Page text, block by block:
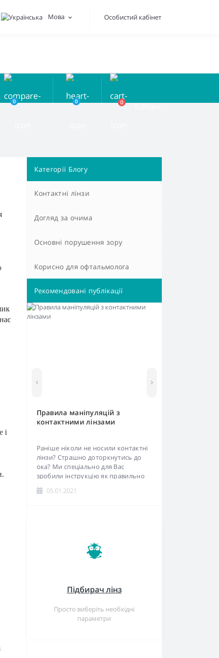
Мова Особистий кабінет
0 0 0
і
Категорії Блогу
Контактні лінзи
Догляд за очима
Основні порушення зору
Корисно для офтальмолога
Рекомендовані публікації
Правила маніпуляцій з
контактними лінзами
Раніше ніколи не носили контактні
лінзи? Страшно доторкнутись до
ока? Ми спеціально для Вас
зробили інструкцію як правильно
одягнути і зняти лінзи...
05.01.2021
‹ ›
Підбирач лінз
Просто виберіть необхідні
параметри